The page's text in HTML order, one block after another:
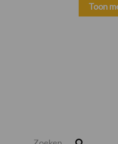
Toon